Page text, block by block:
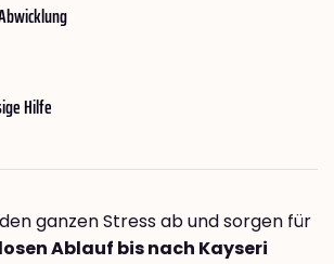
Hilfe
ganzen Stress ab und sorgen für
Ablauf bis nach Kayseri